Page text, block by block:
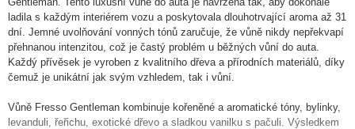
ladila s každým interiérem vozu a poskytovala dlouhotrvající aroma až 31
dní. Jemné uvolňování vonných tónů zaručuje, že vůně nikdy nepřekvapí
přehnanou intenzitou, což je častý problém u běžných vůní do auta.
Každý přívěsek je vyroben z kvalitního dřeva a přírodních materiálů, díky
čemuž je unikátní jak svým vzhledem, tak i vůní.
Vůně Fresso Gentleman kombinuje kořeněné a aromatické tóny, bylinky,
levanduli, řeřichu, exotické dřevo a sladkou vanilku s pačuli. Výsledkem